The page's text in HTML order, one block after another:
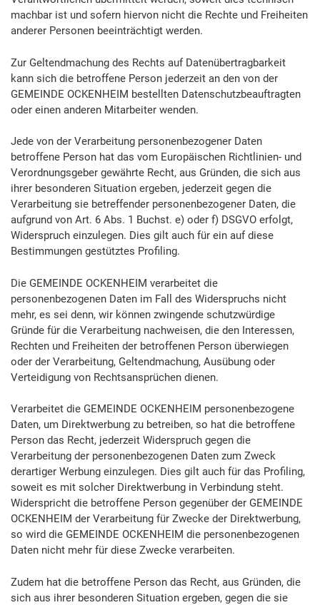
machbar ist und sofern hiervon nicht die Rechte und Freiheiten
anderer Personen beeinträchtigt werden.
Zur Geltendmachung des Rechts auf Datenübertragbarkeit
kann sich die betroffene Person jederzeit an den von der
GEMEINDE OCKENHEIM bestellten Datenschutzbeauftragten
oder einen anderen Mitarbeiter wenden.
Jede von der Verarbeitung personenbezogener Daten
betroffene Person hat das vom Europäischen Richtlinien- und
Verordnungsgeber gewährte Recht, aus Gründen, die sich aus
ihrer besonderen Situation ergeben, jederzeit gegen die
Verarbeitung sie betreffender personenbezogener Daten, die
aufgrund von Art. 6 Abs. 1 Buchst. e) oder f) DSGVO erfolgt,
Widerspruch einzulegen. Dies gilt auch für ein auf diese
Bestimmungen gestütztes Profiling.
Die GEMEINDE OCKENHEIM verarbeitet die
personenbezogenen Daten im Fall des Widerspruchs nicht
mehr, es sei denn, wir können zwingende schutzwürdige
Gründe für die Verarbeitung nachweisen, die den Interessen,
Rechten und Freiheiten der betroffenen Person überwiegen
oder der Verarbeitung, Geltendmachung, Ausübung oder
Verteidigung von Rechtsansprüchen dienen.
Verarbeitet die GEMEINDE OCKENHEIM personenbezogene
Daten, um Direktwerbung zu betreiben, so hat die betroffene
Person das Recht, jederzeit Widerspruch gegen die
Verarbeitung der personenbezogenen Daten zum Zweck
derartiger Werbung einzulegen. Dies gilt auch für das Profiling,
soweit es mit solcher Direktwerbung in Verbindung steht.
Widerspricht die betroffene Person gegenüber der GEMEINDE
OCKENHEIM der Verarbeitung für Zwecke der Direktwerbung,
so wird die GEMEINDE OCKENHEIM die personenbezogenen
Daten nicht mehr für diese Zwecke verarbeiten.
Zudem hat die betroffene Person das Recht, aus Gründen, die
sich aus ihrer besonderen Situation ergeben, gegen die sie